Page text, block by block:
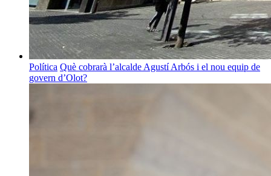
Política Què cobrarà l’alcalde Agustí Arbós i el nou equip de
govern d’Olot?